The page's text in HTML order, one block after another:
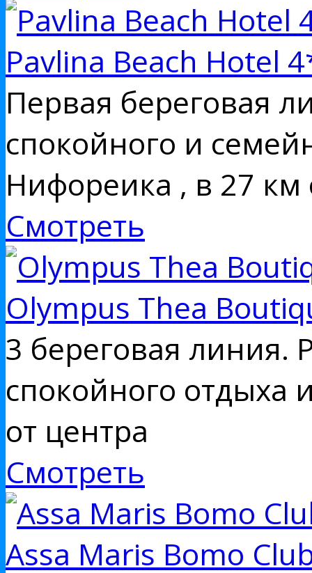
Pavlina Beach Hotel
Первая береговая
спокойного и
Нифореика , в 27 км
Смотреть
Olympus Thea
3 береговая линия.
спокойного отдыха
от центра
Смотреть
Assa Maris Bomo